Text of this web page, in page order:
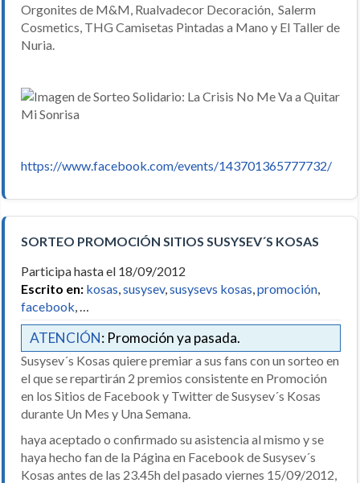
Orgonites de M&M, Rualvadecor Decoración, Salerm
Cosmetics, THG Camisetas Pintadas a Mano y El Taller de
Nuria.
https://www.facebook.com/events/143701365777732/
SORTEO PROMOCIÓN SITIOS SUSYSEV´S KOSAS
Participa hasta el 18/09/2012
Escrito en: kosas,susysev,susysevs kosas,promoción,
facebook, …
ATENCIÓN: Promoción ya pasada.
Susysev´s Kosas quiere premiar a sus fans con un sorteo en
el que se repartirán 2 premios consistente en Promoción
en los Sitios de Facebook y Twitter de Susysev´s Kosas
durante Un Mes y Una Semana.
haya aceptado o confirmado su asistencia al mismo y se
haya hecho fan de la Página en Facebook de Susysev´s
Kosas antes de las 23.45h del pasado viernes 15/09/2012,